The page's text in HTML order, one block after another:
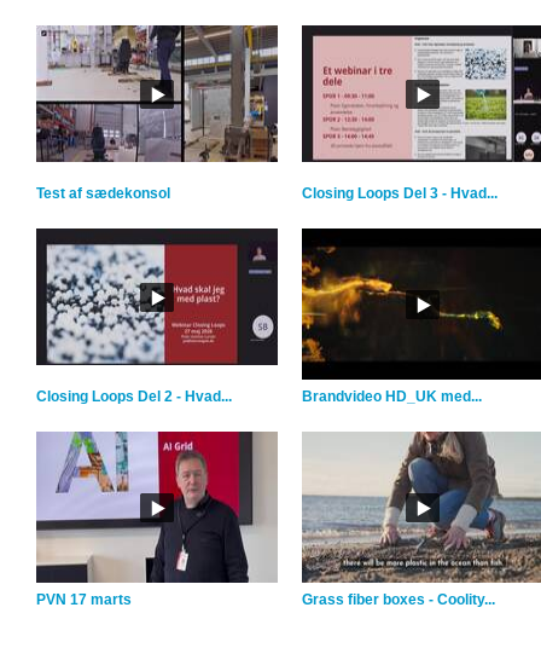
Test af sædekonsol Closing Loops Del 3 - Hvad...
Closing Loops Del 2 - Hvad... Brandvideo HD_UK med...
PVN 17 marts Grass fiber boxes - Coolity...